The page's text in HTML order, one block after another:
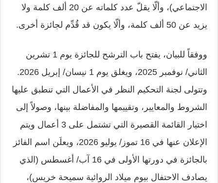
الاجتماعي)، وألّا يقلّ عدد كلماته عن 20 ألف كلمة ولا
يزيد عن 50 ألف كلمة، وألّا يكون قد قُدِّم لجائزة أخرى.
ووفقاً للبيان، يفتح باب الترشح للجائزة يوم 1 تشرين
الثاني/ نوفمبر 2025، ويغلق يوم 1 نيسان/ إبريل 2026.
وتتولى لجنة التحكيم النظر في الأعمال التي تنطبق عليها
الشروط والمعايير، وتقييمها والمفاضلة بينها، وصولاً إلى
اختيار القائمة القصيرة التي تشتمل على 3 أعمال ويتم
الإعلان عنها في 16 تموز/ يوليو 2026، ويعلَن اسم الفائز
بالجائزة في دورتها الأولى في 16 آب/ أغسطس (الذي
يصادف الاحتفال بيوم ميلاد الروائية سميحة خريس)،